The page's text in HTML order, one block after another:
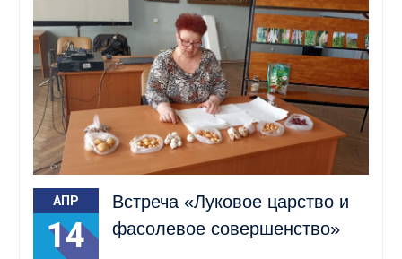
АПР
14
Встреча «Луковое царство и
фасолевое совершенство»